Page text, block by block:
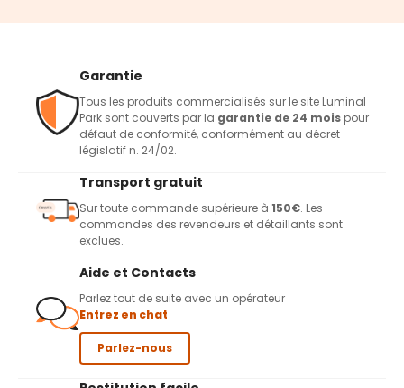
Garantie
Tous les produits commercialisés sur le site Luminal
Park sont couverts par la garantie de 24 mois pour
défaut de conformité, conformément au décret
législatif n. 24/02.
Transport gratuit
Sur toute commande supérieure à 150€. Les
commandes des revendeurs et détaillants sont
exclues.
Aide et Contacts
Parlez tout de suite avec un opérateur
Entrez en chat
Parlez-nous